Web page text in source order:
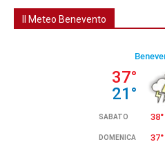
Il Meteo Benevento